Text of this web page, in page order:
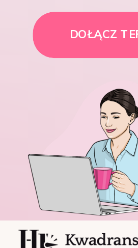
DOŁĄCZ